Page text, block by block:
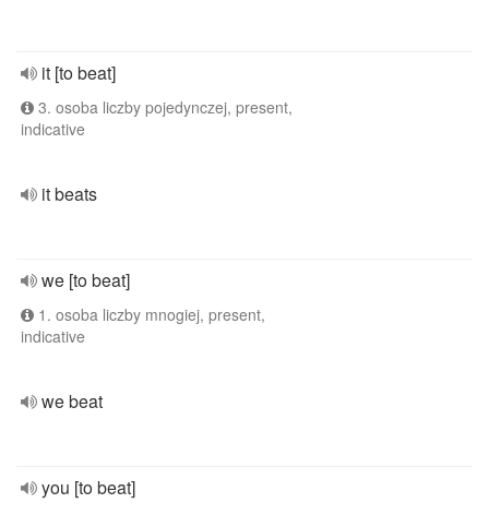
it [to beat]
3. osoba liczby pojedynczej, present,
indicative
it beats
we [to beat]
1. osoba liczby mnogiej, present,
indicative
we beat
you [to beat]